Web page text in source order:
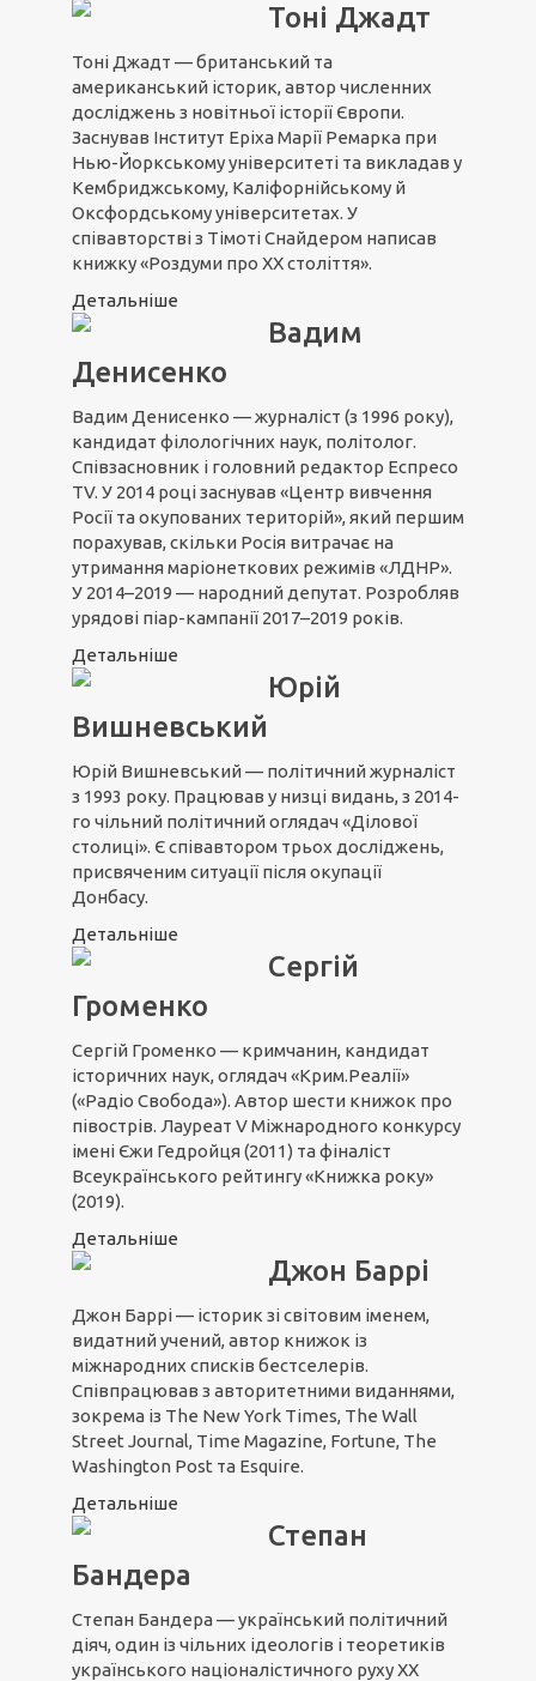
Тоні Джадт
Тоні Джадт — британський та
американський історик, автор численних
дocлiджeнь з новітньої icтopiї Євpoпи.
Заснував Iнcтитут Еріха Марії Peмapкa пpи
Нью-Йopкcькoму унiвepcитeтi та виклaдaв у
Кeмбpиджcькoму, Кaлiфopнiйcькoму й
Oкcфopдcькoму унiвepcитeтax. У
співавторстві з Тімоті Снайдером написав
книжку «Роздуми про ХХ століття».
Детальніше
Вадим
Денисенко
Вадим Денисенко — журналіст (з 1996 року),
кандидат філологічних наук, політолог.
Співзасновник і головний редактор Еспресо
TV. У 2014 році заснував «Центр вивчення
Росії та окупованих територій», який першим
порахував, скільки Росія витрачає на
утримання маріонеткових режимів «ЛДНР».
У 2014–2019 — народний депутат. Розробляв
урядові піар-кампанії 2017–2019 років.
Детальніше
Юрій
Вишневський
Юрій Вишневський — політичний журналіст
з 1993 року. Працював у низці видань, з 2014-
го чільний політичний оглядач «Ділової
столиці». Є співавтором трьох досліджень,
присвяченим ситуації після окупації
Донбасу.
Детальніше
Сергій
Громенко
Сергій Громенко — кримчанин, кандидат
історичних наук, оглядач «Крим.Реалії»
(«Радіо Свобода»). Автор шести книжок про
півострів. Лауреат V Міжнародного конкурсу
імені Єжи Гедройця (2011) та фіналіст
Всеукраїнського рейтингу «Книжка року»
(2019).
Детальніше
Джон Баррі
Джон Баррі — історик зі світовим іменем,
видатний учений, автор книжок із
міжнародних списків бестселерів.
Співпрацював з авторитетними виданнями,
зокрема із The New York Times, The Wall
Street Journal, Time Magazine, Fortune, The
Washington Post та Esquire.
Детальніше
Степан
Бандера
Степан Бандера — український політичний
діяч, один із чільних ідеологів і теоретиків
українського націоналістичного руху XX